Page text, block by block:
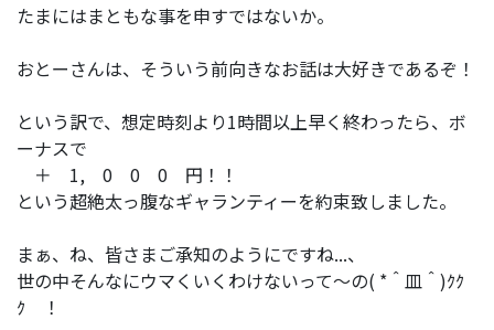
たまにはまともな事を申すではないか。
おとーさんは、そういう前向きなお話は大好きであるぞ！
という訳で、想定時刻より1時間以上早く終わったら、ボ
ーナスで
＋ 1, 0 0 0 円！！
という超絶太っ腹なギャランティーを約束致しました。
まぁ、ね、皆さまご承知のようにですね...、
世の中そんなにウマくいくわけないって～の( *＾皿＾)ｸｸ
ｸ ！